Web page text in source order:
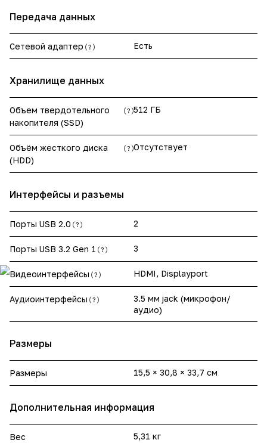
Передача данных
Сетевой адаптер ? Есть
Хранилище данных
Объем твердотельного
накопителя (SSD)
? 512 ГБ
Объём жесткого диска
(HDD)
? Отсутствует
Интерфейсы и разъемы
Порты USB 2.0 ? 2
Порты USB 3.2 Gen 1 ? 3
Видеоинтерфейсы ? HDMI, Displayport
Аудиоинтерфейсы ?
3.5 мм jack (микрофон/
аудио)
Размеры
Размеры 15,5 × 30,8 × 33,7 см
Дополнительная информация
Вес 5,31 кг